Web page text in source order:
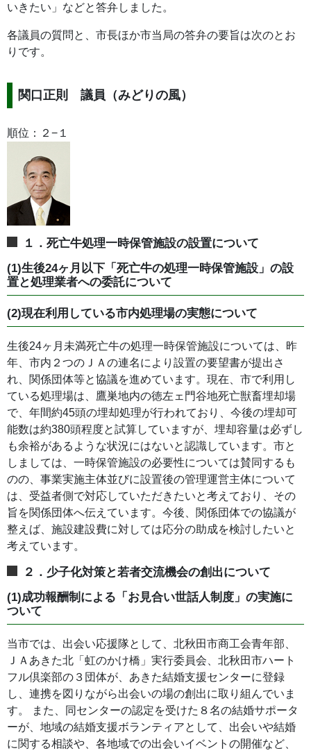
いきたい」などと答弁しました。
各議員の質問と、市長ほか市当局の答弁の要旨は次のとお
りです。
関口正則 議員（みどりの風）
順位：２−１
１．死亡牛処理一時保管施設の設置について
(1)生後24ヶ月以下「死亡牛の処理一時保管施設」の設
置と処理業者への委託について
(2)現在利用している市内処理場の実態について
生後24ヶ月未満死亡牛の処理一時保管施設については、昨
年、市内２つのＪＡの連名により設置の要望書が提出さ
れ、関係団体等と協議を進めています。現在、市で利用し
ている処理場は、鷹巣地内の徳左ェ門谷地死亡獣畜埋却場
で、年間約45頭の埋却処理が行われており、今後の埋却可
能数は約380頭程度と試算していますが、埋却容量は必ずし
も余裕があるような状況にはないと認識しています。市と
しましては、一時保管施設の必要性については賛同するも
のの、事業実施主体並びに設置後の管理運営主体について
は、受益者側で対応していただきたいと考えており、その
旨を関係団体へ伝えています。今後、関係団体での協議が
整えば、施設建設費に対しては応分の助成を検討したいと
考えています。
２．少子化対策と若者交流機会の創出について
(1)成功報酬制による「お見合い世話人制度」の実施に
ついて
当市では、出会い応援隊として、北秋田市商工会青年部、
ＪＡあきた北「虹のかけ橋」実行委員会、北秋田市ハート
フル倶楽部の３団体が、あきた結婚支援センターに登録
し、連携を図りながら出会いの場の創出に取り組んでいま
す。 また、同センターの認定を受けた８名の結婚サポータ
ーが、地域の結婚支援ボランティアとして、出会いや結婚
に関する相談や、各地域での出会いイベントの開催など、